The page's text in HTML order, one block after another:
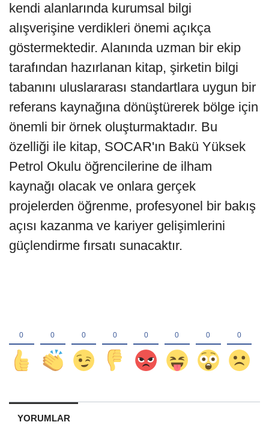
kendi alanlarında kurumsal bilgi
alışverişine verdikleri önemi açıkça
göstermektedir. Alanında uzman bir ekip
tarafından hazırlanan kitap, şirketin bilgi
tabanını uluslararası standartlara uygun bir
referans kaynağına dönüştürerek bölge için
önemli bir örnek oluşturmaktadır. Bu
özelliği ile kitap, SOCAR'ın Bakü Yüksek
Petrol Okulu öğrencilerine de ilham
kaynağı olacak ve onlara gerçek
projelerden öğrenme, profesyonel bir bakış
açısı kazanma ve kariyer gelişimlerini
güçlendirme fırsatı sunacaktır.
YORUMLAR